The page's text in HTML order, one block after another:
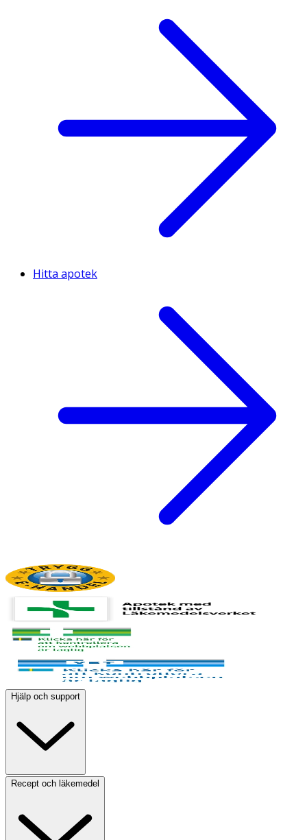
Hitta apotek
Hjälp och support
Recept och läkemedel